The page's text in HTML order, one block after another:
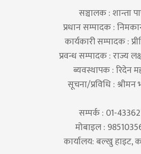
सञ्चालक : शान्ता
प्रधान सम्पादक :
कार्यकारी सम्पादक :
प्रवन्ध सम्पादक : राज्य
ब्यवस्थापक : रिदेन
सूचना/प्रविधि : श्रीमन
सम्पर्क : 01-
मोबाइल :
कार्यालय: बल्खु हाइट,